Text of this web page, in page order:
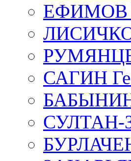
ЕФИМОВ
ЛИСИЧКО
САГИН
СУЛТАН-